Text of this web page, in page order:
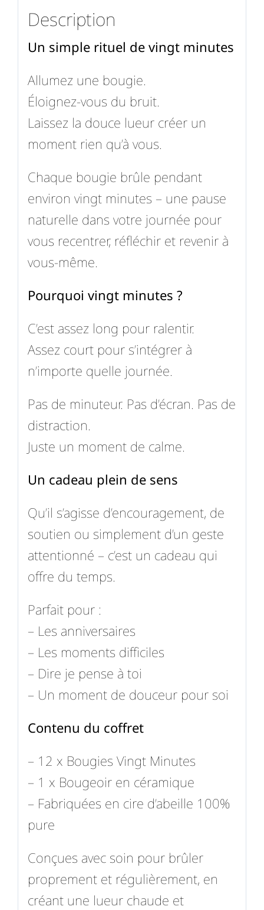
Description
Un simple rituel de vingt minutes
Allumez une bougie.
Éloignez-vous du bruit.
Laissez la douce lueur créer un
moment rien qu’à vous.
Chaque bougie brûle pendant
environ vingt minutes – une pause
naturelle dans votre journée pour
vous recentrer, réfléchir et revenir à
vous-même.
Pourquoi vingt minutes ?
C’est assez long pour ralentir.
Assez court pour s’intégrer à
n’importe quelle journée.
Pas de minuteur. Pas d’écran. Pas de
distraction.
Juste un moment de calme.
Un cadeau plein de sens
Qu’il s’agisse d’encouragement, de
soutien ou simplement d’un geste
attentionné – c’est un cadeau qui
offre du temps.
Parfait pour :
– Les anniversaires
– Les moments difficiles
– Dire je pense à toi
– Un moment de douceur pour soi
Contenu du coffret
– 12 x Bougies Vingt Minutes
– 1 x Bougeoir en céramique
– Fabriquées en cire d’abeille 100%
pure
Conçues avec soin pour brûler
proprement et régulièrement, en
créant une lueur chaude et